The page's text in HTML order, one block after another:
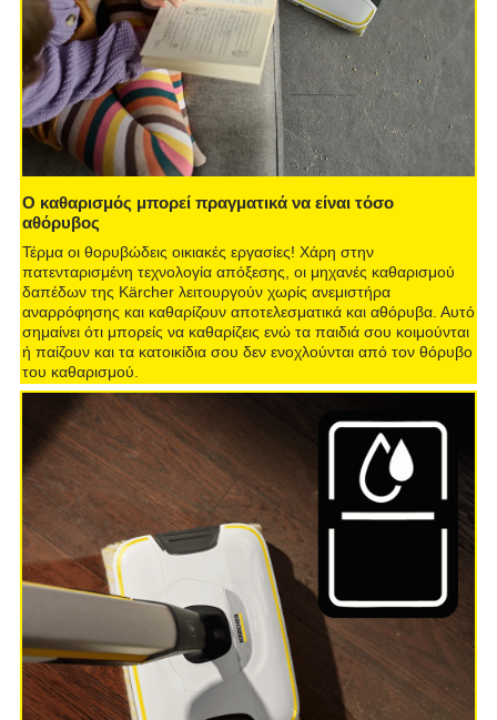
Ο καθαρισμός μπορεί πραγματικά να είναι τόσο
αθόρυβος
Τέρμα οι θορυβώδεις οικιακές εργασίες! Χάρη στην
πατενταρισμένη τεχνολογία απόξεσης, οι μηχανές καθαρισμού
δαπέδων της Kärcher λειτουργούν χωρίς ανεμιστήρα
αναρρόφησης και καθαρίζουν αποτελεσματικά και αθόρυβα. Αυτό
σημαίνει ότι μπορείς να καθαρίζεις ενώ τα παιδιά σου κοιμούνται
ή παίζουν και τα κατοικίδια σου δεν ενοχλούνται από τον θόρυβο
του καθαρισμού.